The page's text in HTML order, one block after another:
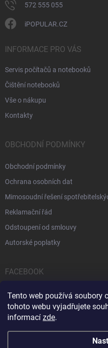
Tento web používá soubory
tohoto webu vyjadřujete
informací zde.
572 555 055
iPOPULAR.CZ
INFORMACE PRO VÁS
Servis počítačů a notebooků
Čištění notebooků
Vše o nákupu
Kontakty
OBCHODNÍ PODMÍNKY
Obchodní podmínky
Ochrana osobních dat
Mimosoudní řešení
Reklamační řád
Odstoupení od smlouvy
Autorské poplatky
FACEBOOK
Servis počítačů a notebooků